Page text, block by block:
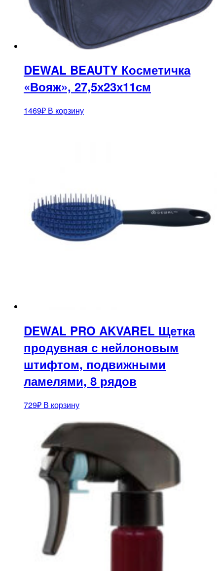
DEWAL BEAUTY Косметичка
«Вояж», 27,5х23х11см
1469₽ В корзину
DEWAL PRO AKVAREL Щетка
продувная с нейлоновым
штифтом, подвижными
ламелями, 8 рядов
729₽ В корзину